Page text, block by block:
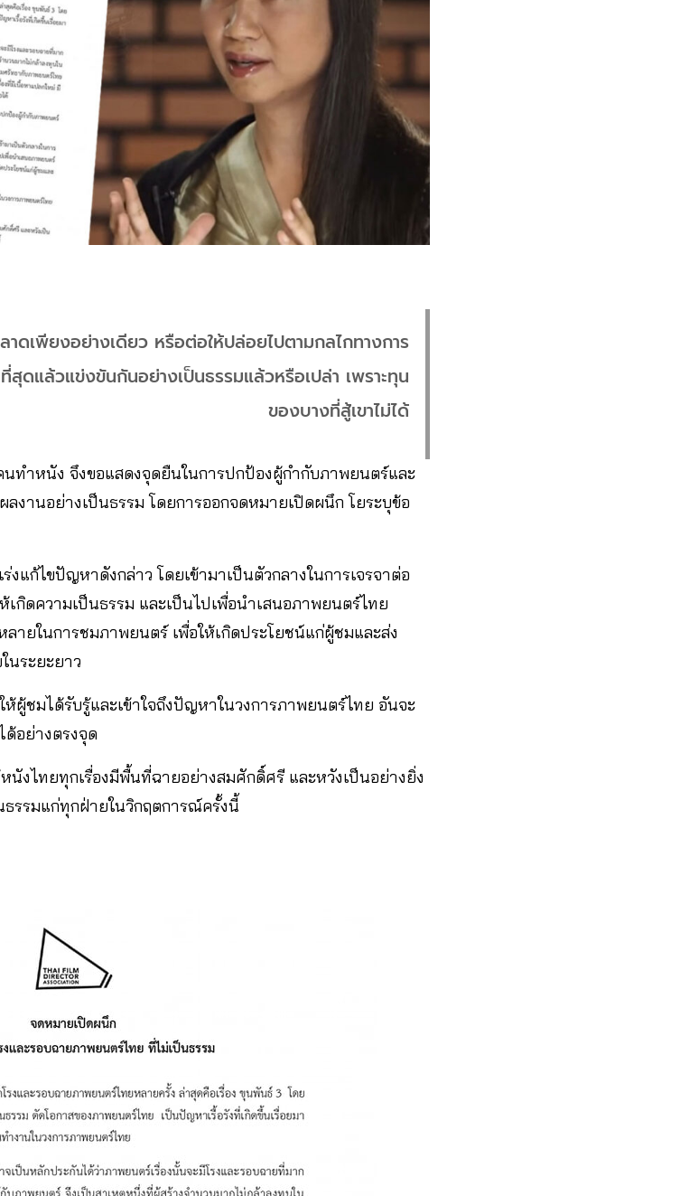
าดเพียงอย่างเดียว หรือต่อให้ปล่อยไปตามกลไกทางการ
ดแล้วแข่งขันกันอย่างเป็นธรรมแล้วหรือเปล่า เพราะทุน
ของบางที่สู้เขาไม่ได้
ทำหนัง จึงขอแสดงจุดยืนในการปกป้องผู้กำกับภาพยนตร์และ
งานอย่างเป็นธรรม โดยการออกจดหมายเปิดผนึก โยระบุข้อ
แก้ไขปัญหาดังกล่าว โดยเข้ามาเป็นตัวกลางในการเจรจาต่อ
กิดความเป็นธรรม และเป็นไปเพื่อนำเสนอภาพยนตร์ไทย
ยในการชมภาพยนตร์ เพื่อให้เกิดประโยชน์แก่ผู้ชมและส่ง
นระยะยาว
ผู้ชมได้รับรู้และเข้าใจถึงปัญหาในวงการภาพยนตร์ไทย อันจะ
อย่างตรงจุด
นังไทยทุกเรื่องมีพื้นที่ฉายอย่างสมศักดิ์ศรี และหวังเป็นอย่างยิ่ง
ธรรมแก่ทุกฝ่ายในวิกฤตการณ์ครั้งนี้